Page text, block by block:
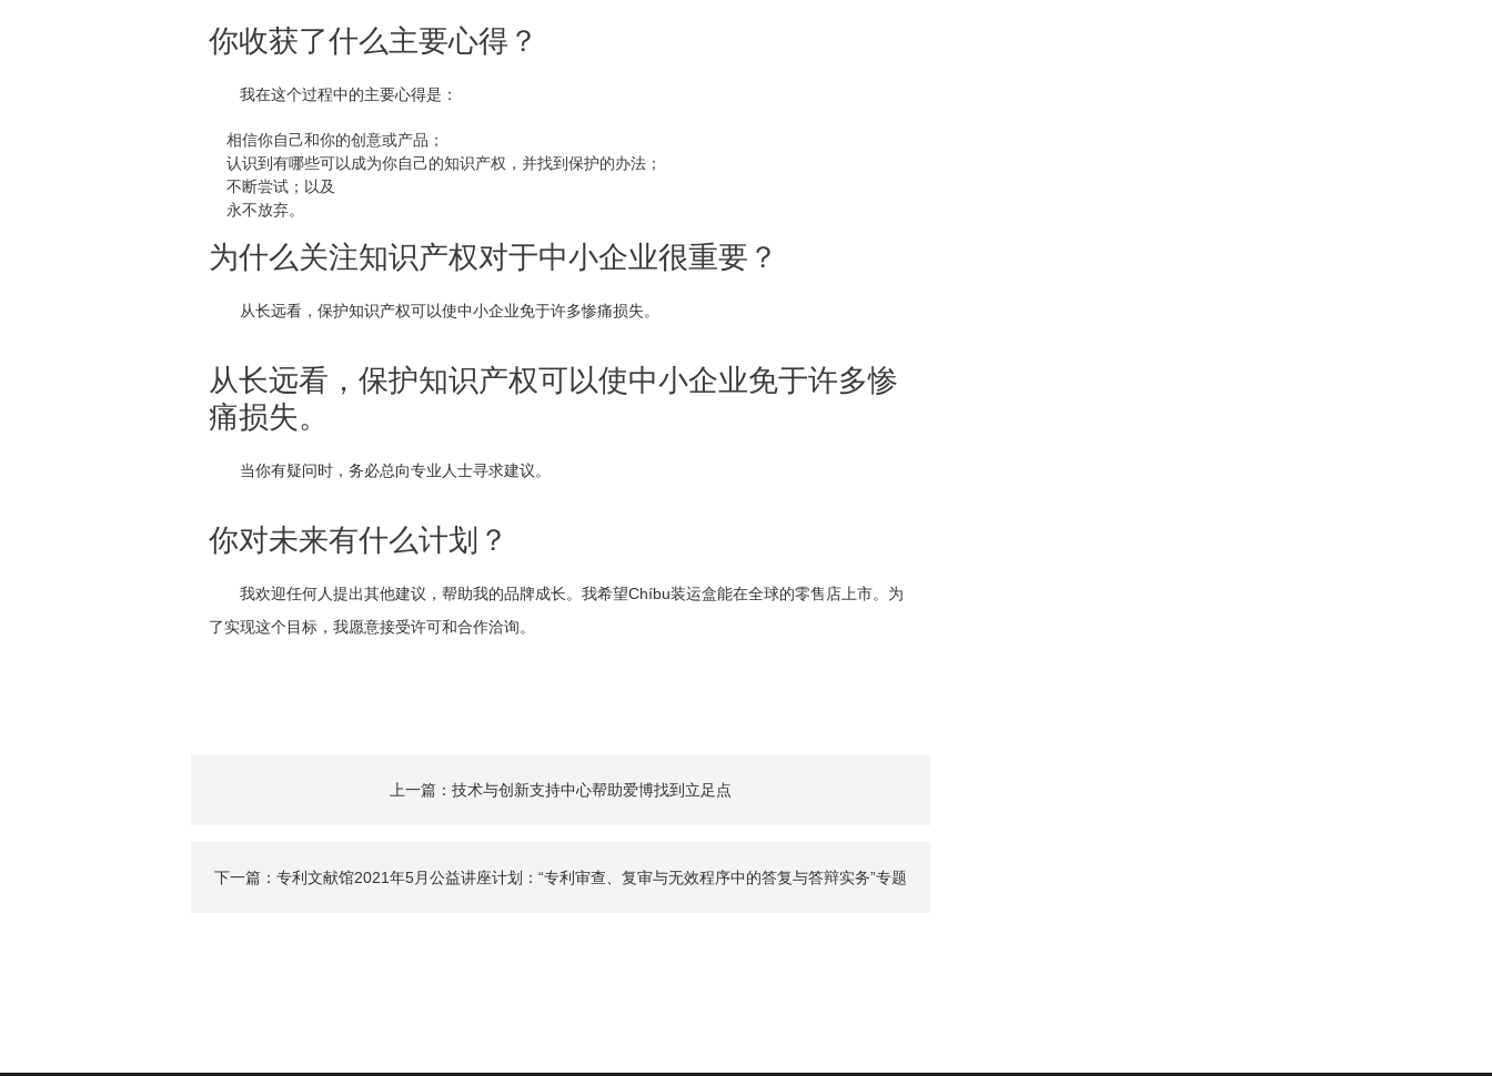
你收获了什么主要心得？
我在这个过程中的主要心得是：
相信你自己和你的创意或产品；
认识到有哪些可以成为你自己的知识产权，并找到保护的办法；
不断尝试；以及
永不放弃。
为什么关注知识产权对于中小企业很重要？
从长远看，保护知识产权可以使中小企业免于许多惨痛损失。
从长远看，保护知识产权可以使中小企业免于许多惨
痛损失。
当你有疑问时，务必总向专业人士寻求建议。
你对未来有什么计划？
我欢迎任何人提出其他建议，帮助我的品牌成长。我希望Chíbu装运盒能在全球的零售店上市。为
了实现这个目标，我愿意接受许可和合作洽询。
上一篇：技术与创新支持中心帮助爱博找到立足点
下一篇：专利文献馆2021年5月公益讲座计划：“专利审查、复审与无效程序中的答复与答辩实务”专题